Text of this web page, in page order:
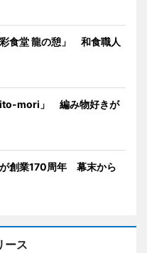
食堂 龍の憩」 和食職人
ito-mori」 編み物好きが
創業170周年 幕末から
ース